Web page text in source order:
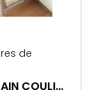
de
PORTE PAIN COULISSANTE